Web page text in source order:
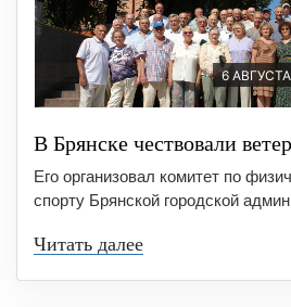
6
В Брянске чествовали
Его организовал комитет по
спорту Брянской городской
Читать далее